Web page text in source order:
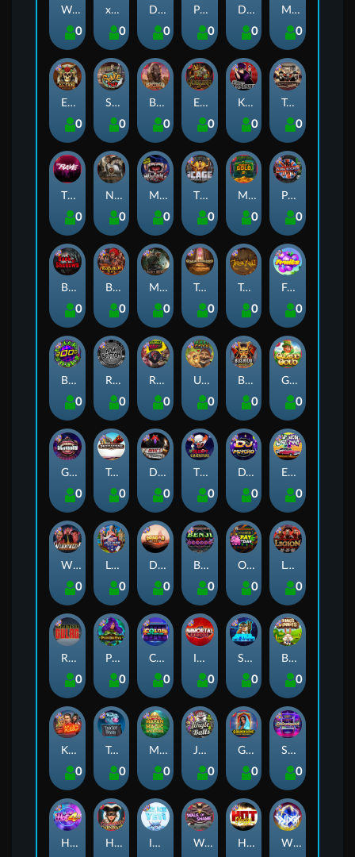
Dead Men Walking
0
Munchies
0
Skate or Die
0
Nexus Tombstone RIP
0
Outsourced: Payday
0
Tombstone No Mercy
0
Roadkill
0
Kiss My Chainsaw
0
Book Of Shadows
0
Rock Bottom
0
Tractor Beam
0
The Cage
0
Hot Nudge
Space Donkey
0
El Pasa Gunfight xNudge
0
Land of the Free
0
Brick Snake 2000
0
Starstruck
0
Warrior Graveyard xNudge
0
Monkey's Gold xPays
0
Benji Killed in Vegas
0
Barbarian Fury
0
Poison Eve
0
Devil's Crossroad
0
Tomb of Akhenaten
0
Golden Genie And The Walking Wilds
0
Dragon Tribe
0
Immortal Fruits
0
Evil Goblins xBomb
0
Coins of Fortune
0
Gluttony
0
Mayan Magic Wildfire
0
WiXX
Legion X
0
Fruits
0
Bonus Bunnies
0
Deadwood xNudge
0
DJ Psycho
0
Hot 4 Cash
Buffalo Hunter
0
Tombstone
0
Punk Rocker
0
Milky Ways
0
Gaelic Gold
0
East Coast Vs West Coast
0
The Creepy Carnival
0
Pearl Harbor
0
Whacked
0
Jingle Balls
0
Harlequin Carnival Walk of Shame
Misery Mining
0
xWays Hoarder xSplit
0
Ice Ice Yeti
Remember Gulag
0
Karen Maneater
0
True kult
0
Bushido Way xNudge
0
Ugliest Catch
0
The Rave
0